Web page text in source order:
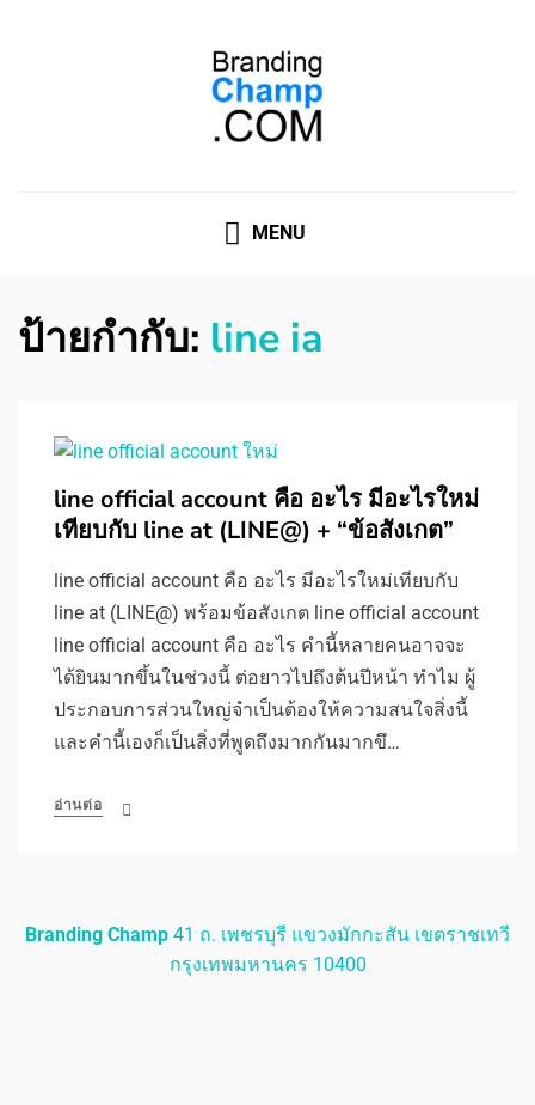
MENU
ป้ายกำกับ: line ia
line official account คือ อะไร มีอะไรใหม่
เทียบกับ line at (LINE@) + “ข้อสังเกต”
line official account คือ อะไร มีอะไรใหม่เทียบกับ
line at (LINE@) พร้อมข้อสังเกต line official account
line official account คือ อะไร คำนี้หลายคนอาจจะ
ได้ยินมากขึ้นในช่วงนี้ ต่อยาวไปถึงต้นปีหน้า ทำไม ผู้
ประกอบการส่วนใหญ่จำเป็นต้องให้ความสนใจสิ่งนี้
และคำนี้เองก็เป็นสิ่งที่พูดถึงมากกันมากขึ…
อ่านต่อ
Branding Champ 41 ถ. เพชรบุรี แขวงมักกะสัน เขตราชเทวี
กรุงเทพมหานคร 10400